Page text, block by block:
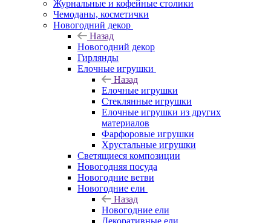
Журнальные и кофейные столики
Чемоданы, косметички
Новогодний декор
Назад
Новогодний декор
Гирлянды
Елочные игрушки
Назад
Елочные игрушки
Стеклянные игрушки
Елочные игрушки из других
материалов
Фарфоровые игрушки
Хрустальные игрушки
Светящиеся композиции
Новогодняя посуда
Новогодние ветви
Новогодние ели
Назад
Новогодние ели
Декоративные ели